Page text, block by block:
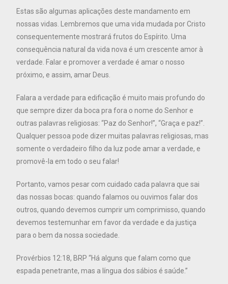
Estas são algumas aplicações deste mandamento em
nossas vidas. Lembremos que uma vida mudada por Cristo
consequentemente mostrará frutos do Espírito. Uma
consequência natural da vida nova é um crescente amor à
verdade. Falar e promover a verdade é amar o nosso
próximo, e assim, amar Deus.
Falara a verdade para edificação é muito mais profundo do
que sempre dizer da boca pra fora o nome do Senhor e
outras palavras religiosas: “Paz do Senhor!”, “Graça e paz!”.
Qualquer pessoa pode dizer muitas palavras religiosas, mas
somente o verdadeiro filho da luz pode amar a verdade, e
promovê-la em todo o seu falar!
Portanto, vamos pesar com cuidado cada palavra que sai
das nossas bocas: quando falamos ou ouvimos falar dos
outros, quando devemos cumprir um comprimisso, quando
devemos testemunhar em favor da verdade e da justiça
para o bem da nossa sociedade.
Provérbios 12:18, BRP “Há alguns que falam como que
espada penetrante, mas a língua dos sábios é saúde.”